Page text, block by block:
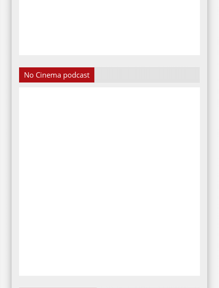
No Cinema podcast